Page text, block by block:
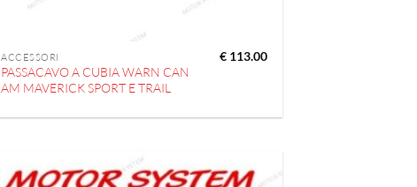
ACCESSORI
PASSACAVO A CUBIA WARN CAN
AM MAVERICK SPORT E TRAIL
€113.00